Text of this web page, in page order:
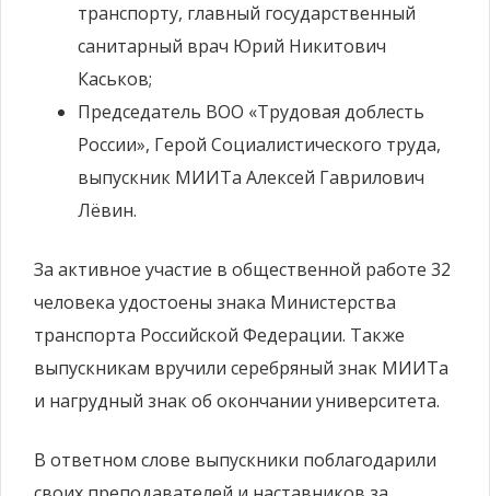
транспорту, главный государственный
санитарный врач Юрий Никитович
Каськов;
Председатель ВОО «Трудовая доблесть
России», Герой Социалистического труда,
выпускник МИИТа Алексей Гаврилович
Лёвин.
За активное участие в общественной работе 32
человека удостоены знака Министерства
транспорта Российской Федерации. Также
выпускникам вручили серебряный знак МИИТа
и нагрудный знак об окончании университета.
В ответном слове выпускники поблагодарили